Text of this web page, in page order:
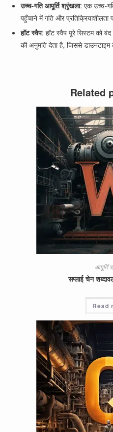
उच्च-गति आपूर्ति श्रृंखला: एक उच्च-
पहुँचाने में गति और प्रतिक्रियाशीलता
हॉट स्वैप: हॉट स्वैप पूरे सिस्टम को
की अनुमति देता है, जिससे डाउनटाइम
Related
आपूर्ति
सप्लाई चेन
Read